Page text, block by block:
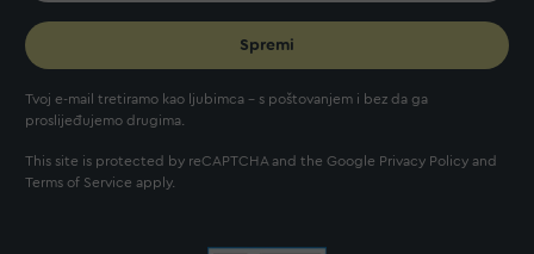
Spremi
Tvoj e-mail tretiramo kao ljubimca - s poštovanjem i bez da ga
proslijeđujemo drugima.
This site is protected by reCAPTCHA and the Google Privacy Policy and
Terms of Service apply.